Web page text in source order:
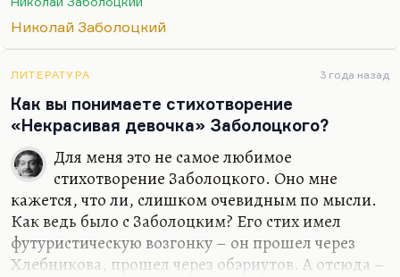
лепить черновики, не может бросать в корзину
бесчисленные полчища людей: люди должны
присоединение к большинству, а присоединение
к какой-то электрической цепи, к какой-то цепи
наследственных (или иных каких-то) связей.
Человек не изолирован – ни в истории, ни в
географии. Человек живет не в своем…
Николай Заболоцкий
ЛИТЕРАТУРА 3 года назад
Как вы понимаете стихотворение
«Некрасивая девочка» Заболоцкого?
Для меня это не самое любимое
стихотворение Заболоцкого. Оно мне
кажется, что ли, слишком очевидным по мысли.
Как ведь было с Заболоцким? Его стих имел
футуристическую возгонку – он прошел через
Хлебникова, прошел через обэриутов. А отсюда –